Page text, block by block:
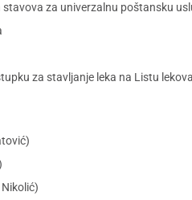
za univerzalnu poštansku
za stavljanje leka na Listu